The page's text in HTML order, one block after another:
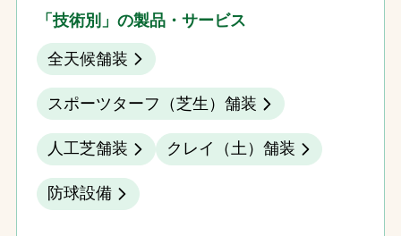
「技術別」の製品・サービス
全天候舗装
スポーツターフ（芝生）舗装
人工芝舗装 クレイ（土）舗装
防球設備